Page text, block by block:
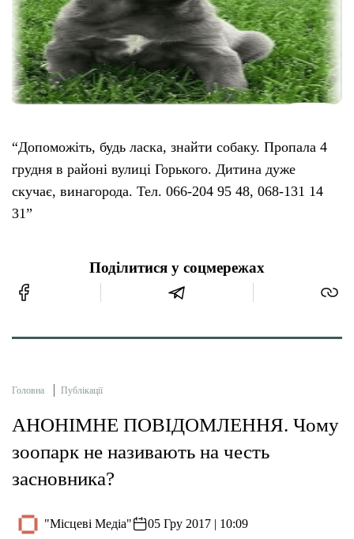
“Допоможіть, будь ласка, знайти собаку. Пропала 4
грудня в районі вулиці Горького. Дитина дуже
скучає, винагорода. Тел. 066-204 95 48, 068-131 14
31”
Поділитися у соцмережах
Головна Публікації
АНОНІМНЕ ПОВІДОМЛЕННЯ. Чому
зоопарк не називають на честь
засновника?
"Місцеві Медіа" 05 Гру 2017 | 10:09